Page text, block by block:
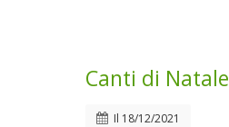
Canti di Natale
Il 18/12/2021